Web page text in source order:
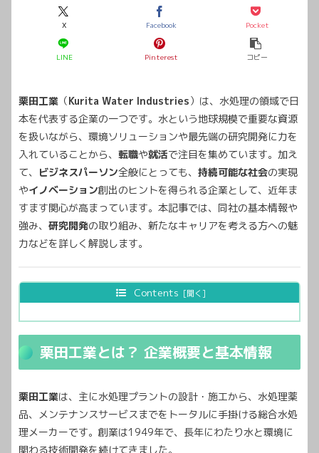
X Facebook Pocket
LINE Pinterest コピー
栗田工業 （Kurita Water Industries）は、水処理の領域で日
本を代表する企業の一つです。水という地球規模で重要な資源
を扱いながら、環境ソリューションや最先端の研究開発に力を
入れていることから、 転職や就活で注目を集めています。加え
て、
ビジネスパーソン全般にとっても、 持続可能な社会の実現
やイノベーション創出のヒントを得られる企業として、近年ま
すます関心が高まっています。本記事では、同社の基本情報や
強み、 研究開発の取り組み、新たなキャリアを考える方への魅
力などを詳しく解説します。
Contents
栗田工業とは？ 企業概要と基本情報
栗田工業は、主に水処理プラントの設計・施工から、水処理薬
品、メンテナンスサービスまでをトータルに手掛ける総合水処
理メーカーです。創業は1949年で、長年にわたり水と環境に
関わる技術開発を続けてきました。